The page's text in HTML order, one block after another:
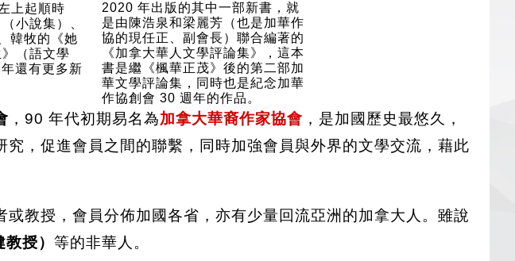
上起順時
小說集）、
韓牧的《她
（語文學
還有更多新
2020 年出版的其中一部新書，就
是由陳浩泉和梁麗芳（也是加華作
協的現任正、副會長）聯合編著的
《加拿大華人文學評論集》，這本
書是繼《楓華正茂》後的第二部加
華文學評論集，同時也是紀念加華
作協創會 30 週年的作品。
，90 年代初期易名為加拿大華裔作家協會 ，是加國歷史最悠久，
，促進會員之間的聯繫，同時加強會員與外界的文學交流，藉此
教授，會員分佈加國各省，亦有少量回流亞洲的加拿大人。雖說
授） 等的非華人。